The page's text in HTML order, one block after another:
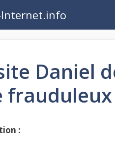
Daniel
frauduleux
: